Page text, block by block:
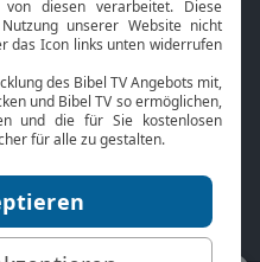
Service
Kontakt
TV-Empfang